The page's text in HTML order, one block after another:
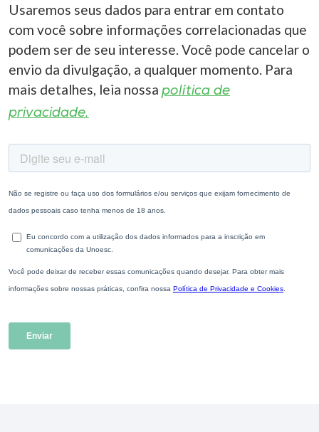
Usaremos seus dados para entrar em contato
com você sobre informações correlacionadas que
podem ser de seu interesse. Você pode cancelar o
envio da divulgação, a qualquer momento. Para
mais detalhes, leia nossa política de
privacidade.